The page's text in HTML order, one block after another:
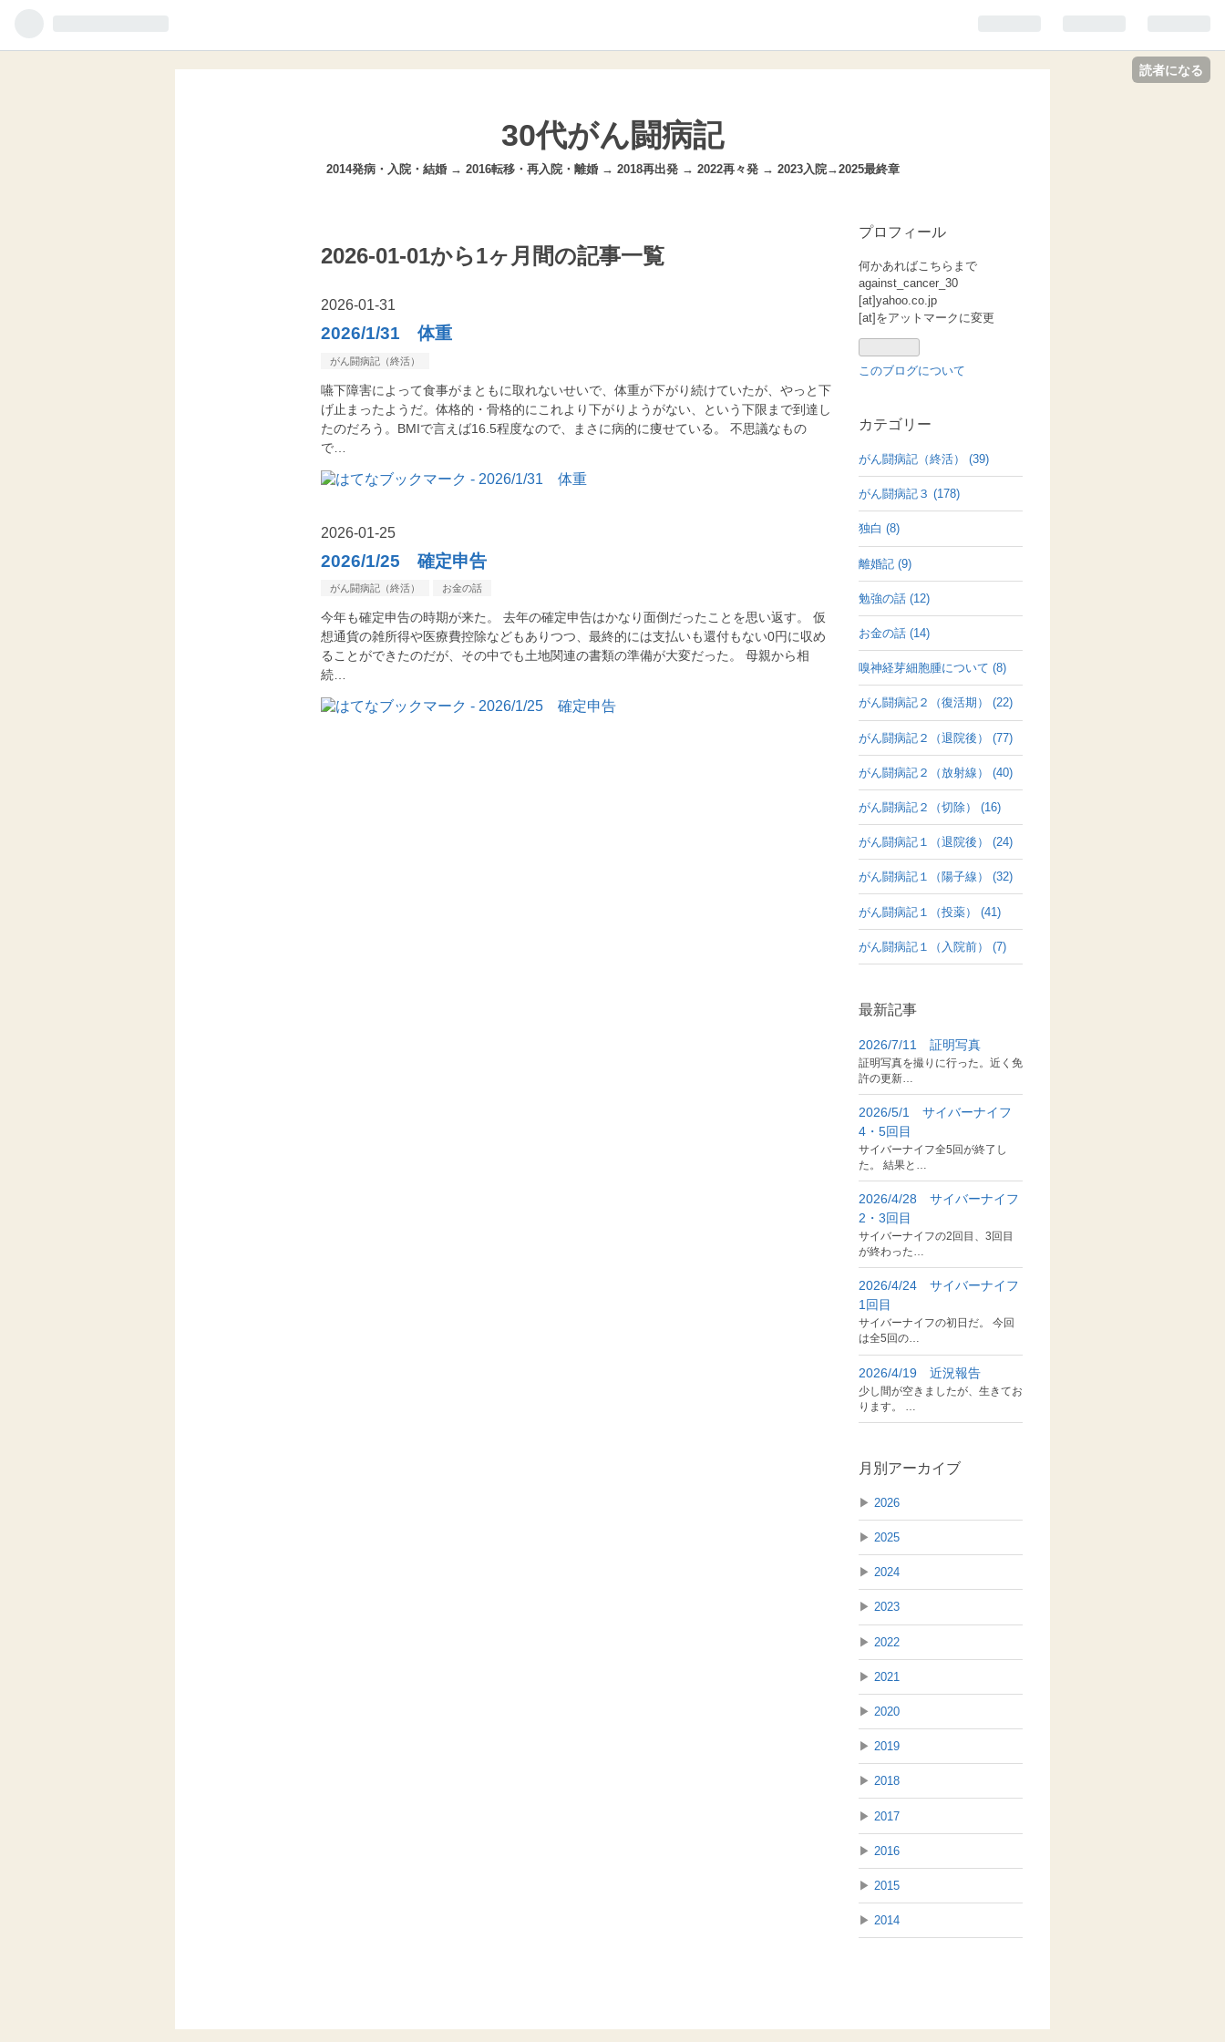
読者になる
30代がん闘病記
2014発病・入院・結婚 → 2016転移・再入院・離婚 → 2018再出発 → 2022再々発 → 2023入院→2025最終章
2026-01-01から1ヶ月間の記事一覧
2026-01-31
2026/1/31 体重
がん闘病記（終活）
嚥下障害によって食事がまともに取れないせいで、体重が下がり続けていたが、やっと下
げ止まったようだ。体格的・骨格的にこれより下がりようがない、という下限まで到達し
たのだろう。BMIで言えば16.5程度なので、まさに病的に痩せている。 不思議なもの
で…
2026-01-25
2026/1/25 確定申告
がん闘病記（終活） お金の話
今年も確定申告の時期が来た。 去年の確定申告はかなり面倒だったことを思い返す。 仮
想通貨の雑所得や医療費控除などもありつつ、最終的には支払いも還付もない0円に収め
ることができたのだが、その中でも土地関連の書類の準備が大変だった。 母親から相
続…
プロフィール
何かあればこちらまで
against_cancer_30
[at]yahoo.co.jp
[at]をアットマークに変更
このブログについて
カテゴリー
がん闘病記（終活） (39)
がん闘病記３ (178)
独白 (8)
離婚記 (9)
勉強の話 (12)
お金の話 (14)
嗅神経芽細胞腫について (8)
がん闘病記２（復活期） (22)
がん闘病記２（退院後） (77)
がん闘病記２（放射線） (40)
がん闘病記２（切除） (16)
がん闘病記１（退院後） (24)
がん闘病記１（陽子線） (32)
がん闘病記１（投薬） (41)
がん闘病記１（入院前） (7)
最新記事
2026/7/11 証明写真
証明写真を撮りに行った。近く免
許の更新…
2026/5/1 サイバーナイフ
4・5回目
サイバーナイフ全5回が終了し
た。 結果と…
2026/4/28 サイバーナイフ
2・3回目
サイバーナイフの2回目、3回目
が終わった…
2026/4/24 サイバーナイフ
1回目
サイバーナイフの初日だ。 今回
は全5回の…
2026/4/19 近況報告
少し間が空きましたが、生きてお
ります。 …
月別アーカイブ
▶ 2026
▶ 2025
▶ 2024
▶ 2023
▶ 2022
▶ 2021
▶ 2020
▶ 2019
▶ 2018
▶ 2017
▶ 2016
▶ 2015
▶ 2014